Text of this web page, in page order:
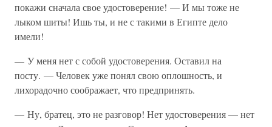
покажи сначала свое удостоверение! — И мы тоже не
лыком шиты! Ишь ты, и не с такими в Египте дело
имели!
— У меня нет с собой удостоверения. Оставил на
посту. — Человек уже понял свою оплошность, и
лихорадочно соображает, что предпринять.
— Ну, братец, это не разговор! Нет удостоверения — нет